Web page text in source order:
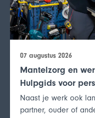
07 augustus 2026
Mantelzorg en
Hulpgids voor
Naast je werk ook
partner, ouder of